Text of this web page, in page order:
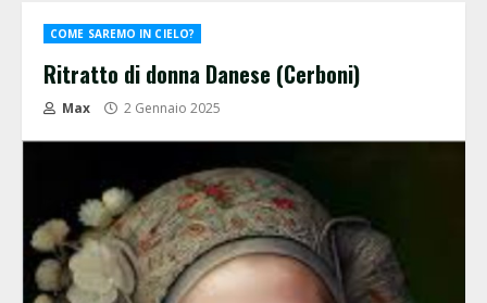
COME SAREMO IN CIELO?
Ritratto di donna Danese (Cerboni)
Max 2 Gennaio 2025